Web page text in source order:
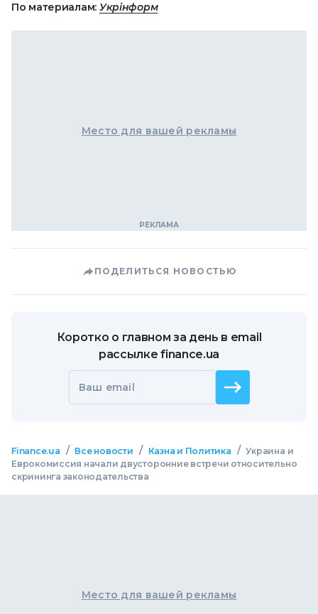
По материалам: Укрінформ
Место для вашей рекламы
ПОДЕЛИТЬСЯ НОВОСТЬЮ
Коротко о главном за день в email
рассылке finance.ua
Ваш email
Finance.ua / Все новости / Казна и Политика / Украина и
Еврокомиссия начали двусторонние встречи относительно
скрининга законодательства
Место для вашей рекламы